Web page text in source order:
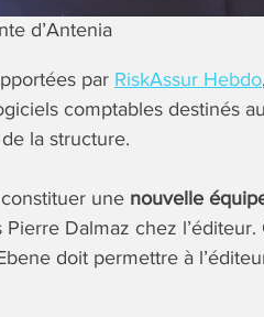
d’Antenia
par RiskAssur Hebdo
comptables destinés
la structure.
une nouvelle
Pierre Dalmaz chez
doit permettre à